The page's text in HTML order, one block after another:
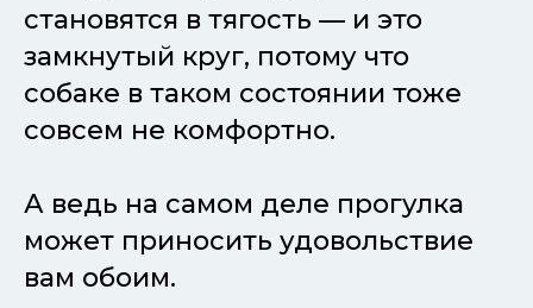
становятся в тягость — и это
замкнутый круг, потому что
собаке в таком состоянии тоже
совсем не комфортно.
А ведь на самом деле прогулка
может приносить удовольствие
вам обоим.